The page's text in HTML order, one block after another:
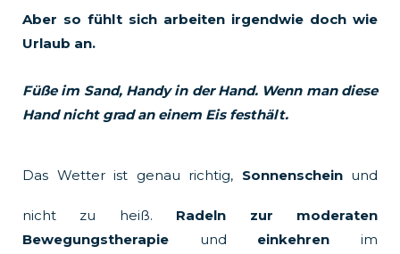
Aber so fühlt sich arbeiten irgendwie doch wie
Urlaub an.
Füße im Sand, Handy in der Hand. Wenn man diese
Hand nicht grad an einem Eis festhält.
Das Wetter ist genau richtig, Sonnenscheinund
nicht zu heiß. Radeln zur moderaten
Bewegungstherapie und einkehren im